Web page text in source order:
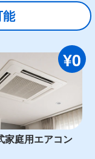
¥0
家庭用エアコン